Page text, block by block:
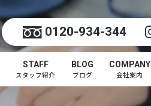
0120-934-344
STAFF
スタッフ紹介
BLOG
ブログ
COMPANY
会社案内